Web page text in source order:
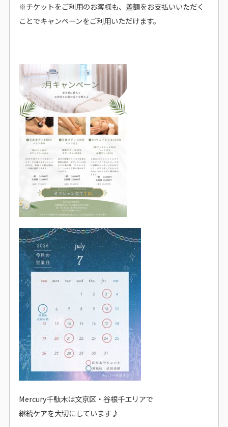
※チケットをご利用のお客様も、差額をお支払いいただく
ことでキャンペーンをご利用いただけます。
Mercury千駄木は文京区・谷根千エリアで
継続ケアを大切にしています♪